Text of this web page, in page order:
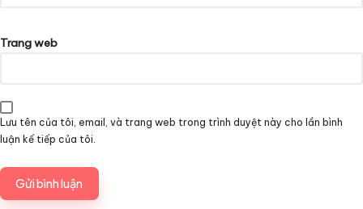
Trang web
Lưu tên của tôi, email, và trang web trong trình duyệt này cho lần bình
luận kế tiếp của tôi.